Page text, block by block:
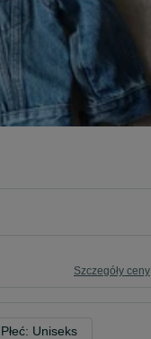
Szczegóły ceny
Płeć: Uniseks